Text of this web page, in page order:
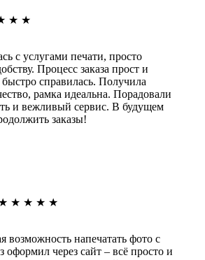
★ ★
с услугами печати, просто
Процесс заказа прост и
справилась. Получила
рамка идеальна. Порадовали
и вежливый сервис. В будущем
заказы!
★ ★ ★ ★
возможность напечатать фото с
оформил через сайт – всё просто и